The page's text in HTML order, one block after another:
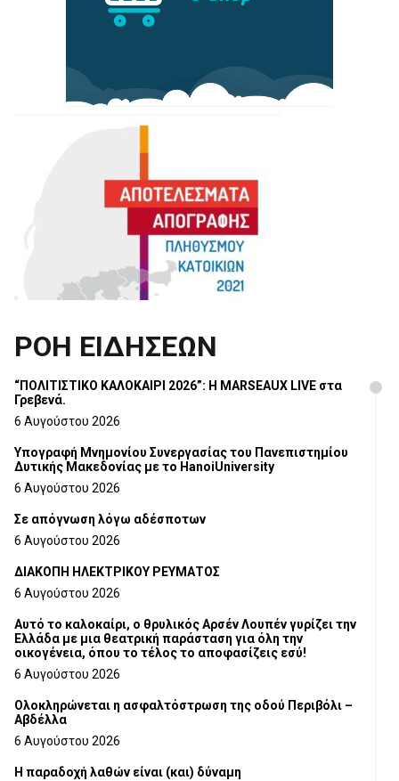
ΡΟΗ ΕΙΔΗΣΕΩΝ
“ΠΟΛΙΤΙΣΤΙΚΟ ΚΑΛΟΚΑΙΡΙ 2026”: Η MARSEAUX LIVE στα
Γρεβενά.
6 Αυγούστου 2026
Υπογραφή Μνημονίου Συνεργασίας του Πανεπιστημίου
Δυτικής Μακεδονίας με το HanoiUniversity
6 Αυγούστου 2026
Σε απόγνωση λόγω αδέσποτων
6 Αυγούστου 2026
ΔΙΑΚΟΠΗ ΗΛΕΚΤΡΙΚΟΥ ΡΕΥΜΑΤΟΣ
6 Αυγούστου 2026
Αυτό το καλοκαίρι, ο θρυλικός Αρσέν Λουπέν γυρίζει την
Ελλάδα με μια θεατρική παράσταση για όλη την
οικογένεια, όπου το τέλος το αποφασίζεις εσύ!
6 Αυγούστου 2026
Ολοκληρώνεται η ασφαλτόστρωση της οδού Περιβόλι –
Αβδέλλα
6 Αυγούστου 2026
H παραδοχή λαθών είναι (και) δύναμη